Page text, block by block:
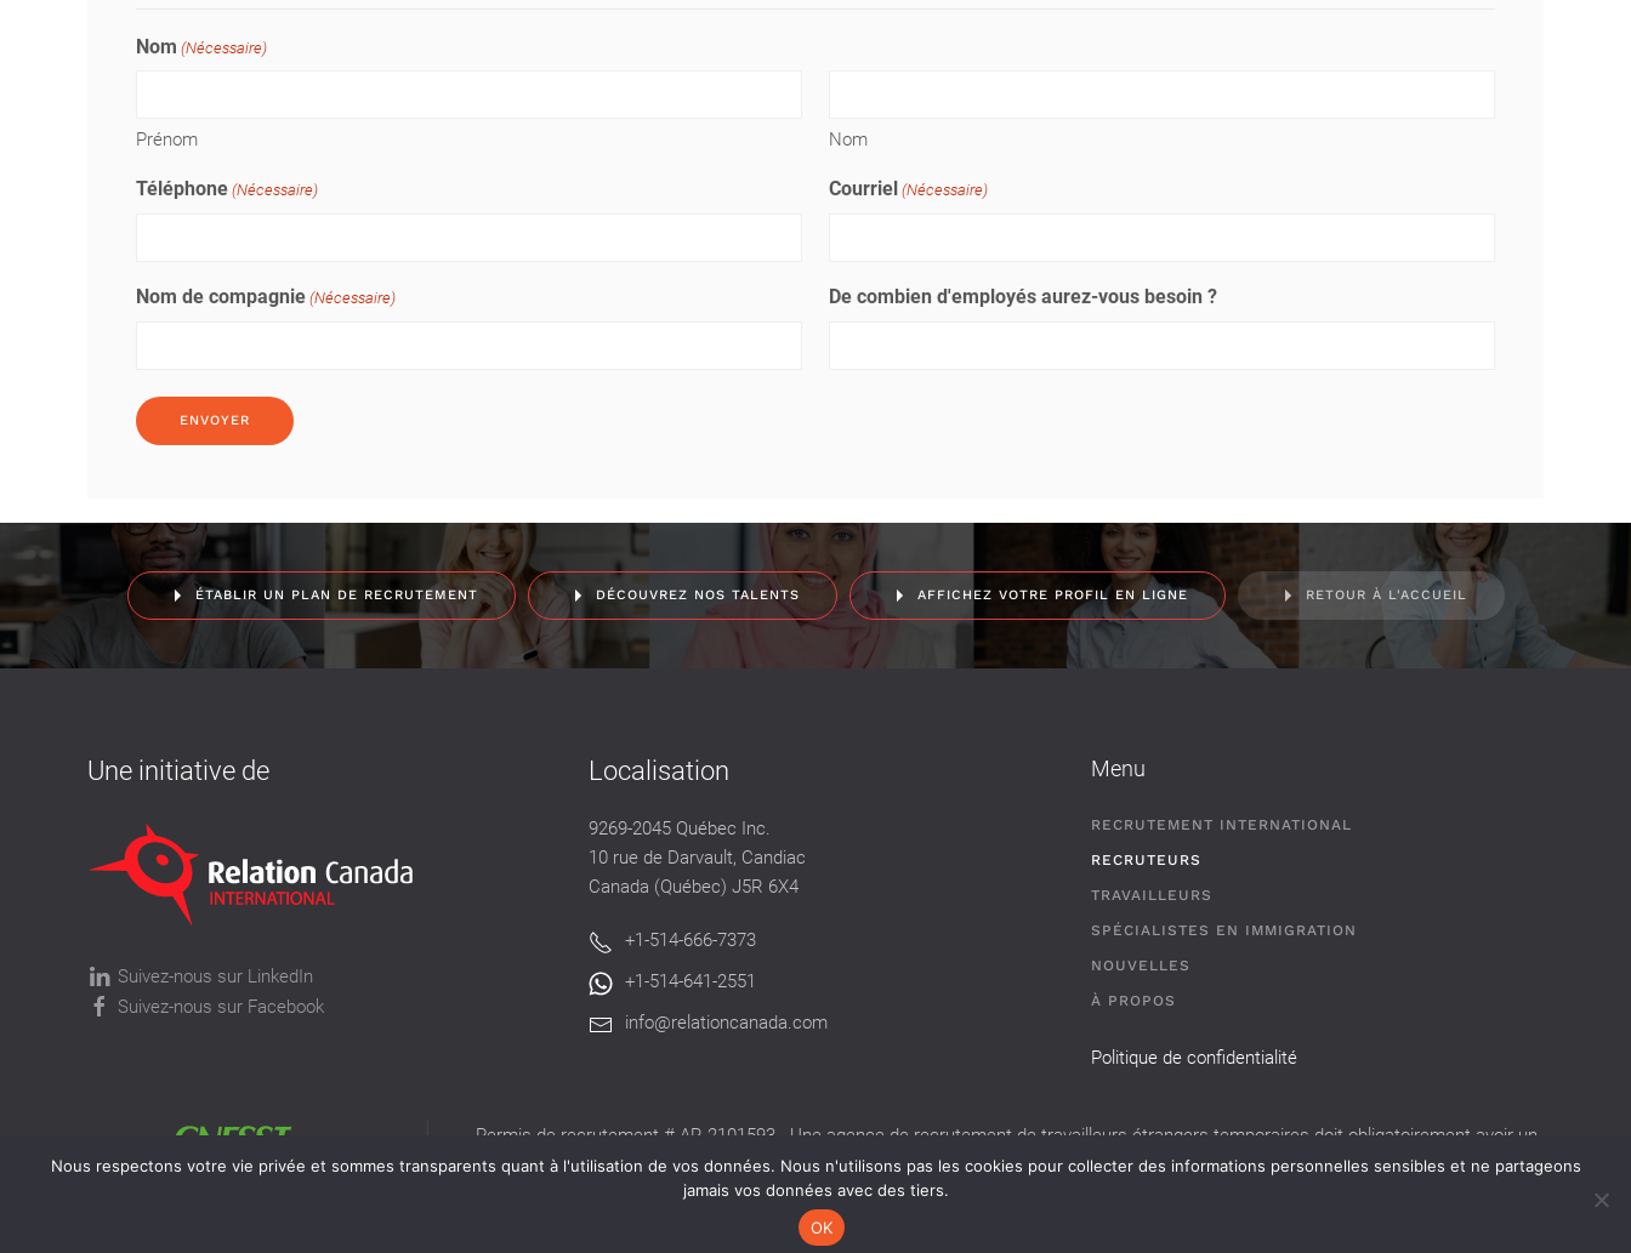
Nom (Nécessaire)
Prénom Nom
Téléphone (Nécessaire) Courriel (Nécessaire)
Nom de compagnie (Nécessaire) De combien d'employés aurez-vous besoin ?
ÉTABLIR UN PLAN DE RECRUTEMENT DÉCOUVREZ NOS TALENTS AFFICHEZ VOTRE PROFIL EN LIGNE RETOUR À L'ACCUEIL
Une initiative de
Suivez-nous sur LinkedIn
Suivez-nous sur Facebook
Localisation
9269-2045 Québec Inc.
10 rue de Darvault, Candiac
Canada (Québec) J5R 6X4
+1-514-666-7373
+1-514-641-2551
info@relationcanada.com
Menu
RECRUTEMENT INTERNATIONAL
RECRUTEURS
TRAVAILLEURS
SPÉCIALISTES EN IMMIGRATION
NOUVELLES
À PROPOS
Politique de confidentialité
Permis de recrutement # AR-2101593 - Une agence de recrutement de travailleurs étrangers temporaires doit obligatoirement avoir un
permis valide délivré par la CNESST pour exercer ses activités au Québec.
Nous respectons votre vie privée et sommes transparents quant à l'utilisation de vos données. Nous n'utilisons pas les cookies pour collecter des informations personnelles sensibles et ne partageons
jamais vos données avec des tiers.
OK